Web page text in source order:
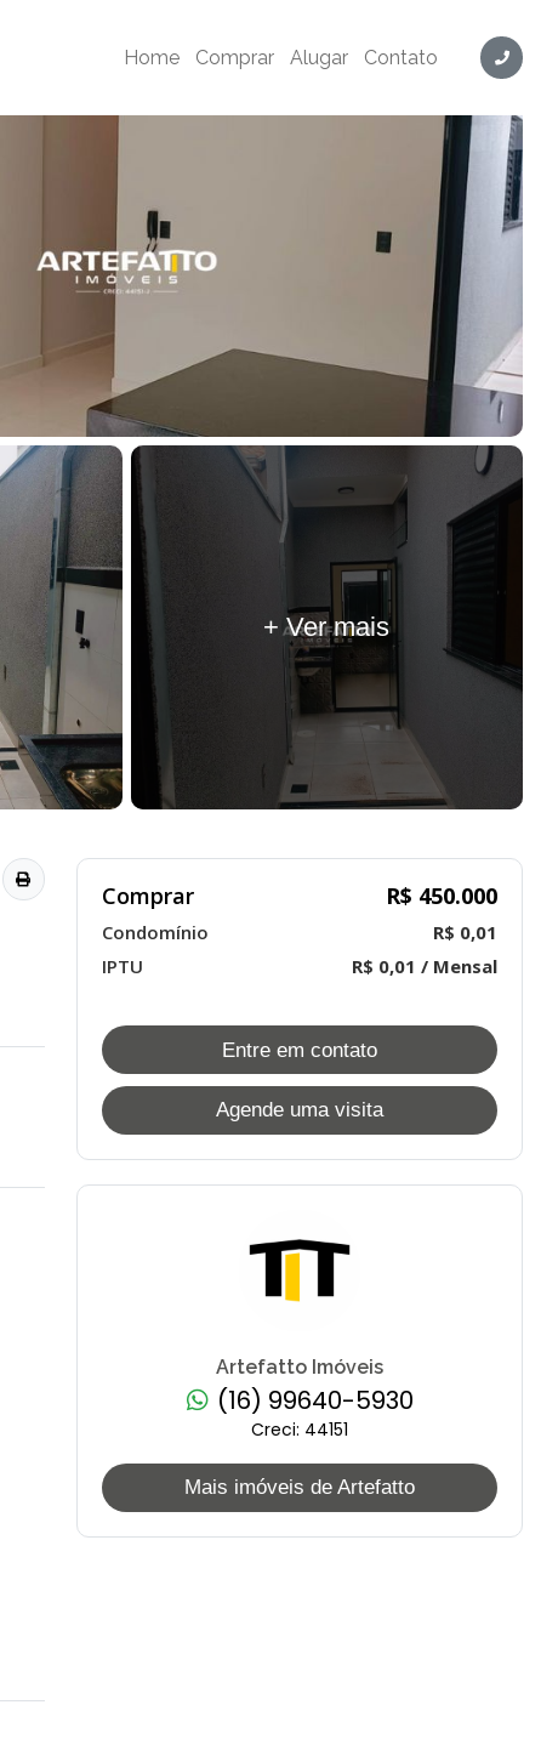
Home Comprar Alugar Contato
+ Ver mais
Comprar R$ 450.000
Condomínio
R$ 0,01
IPTU
R$ 0,01 / Mensal
Entre em contato
Agende uma visita
Artefatto Imóveis
(16) 99640-5930
Creci: 44151
Mais imóveis de Artefatto